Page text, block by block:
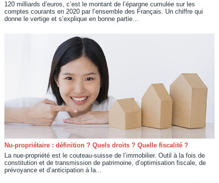
120 milliards d’euros, c’est le montant de l’épargne cumulée sur les
comptes courants en 2020 par l’ensemble des Français. Un chiffre qui
donne le vertige et s’explique en bonne partie...
Nu-propriétaire : définition ? Quels droits ? Quelle fiscalité ?
La nue-propriété est le couteau-suisse de l’immobilier. Outil à la fois de
constitution et de transmission de patrimoine, d’optimisation fiscale, de
prévoyance et d’anticipation à la...